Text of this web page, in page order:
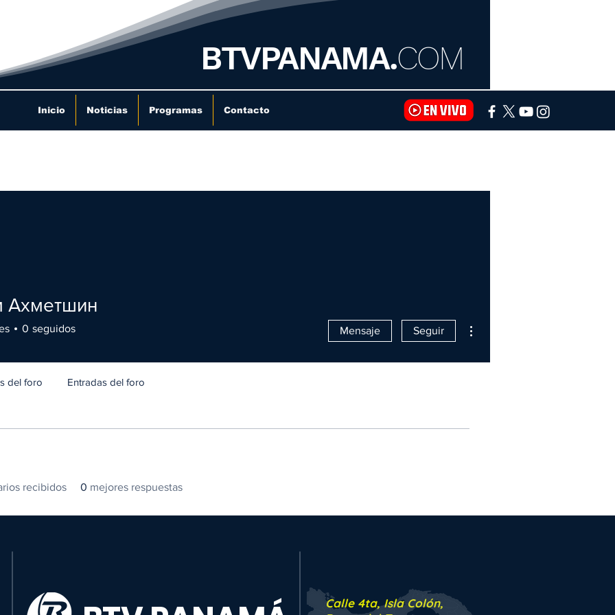
BTVPANAMA.COM
Inicio Noticias Programas Contacto
recibidos 0 mejores respuestas
Ахметшин
0 seguidos Mensaje Seguir
del foro Entradas del foro
Calle 4ta, Isla Colón,